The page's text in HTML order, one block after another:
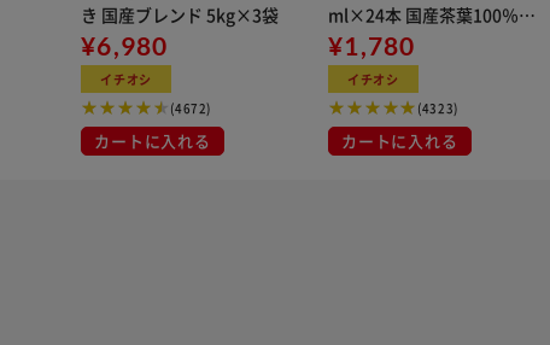
き 国産ブレンド 5kg×3袋
¥6,980
イチオシ
(4672)
カートに入れる
ml×24本 国産茶葉100％使
用
¥1,780
イチオシ
(4323)
カートに入れる